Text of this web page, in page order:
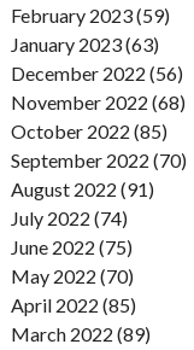
February 2023 (59)
January 2023 (63)
December 2022 (56)
November 2022 (68)
October 2022 (85)
September 2022 (70)
August 2022 (91)
July 2022 (74)
June 2022 (75)
May 2022 (70)
April 2022 (85)
March 2022 (89)